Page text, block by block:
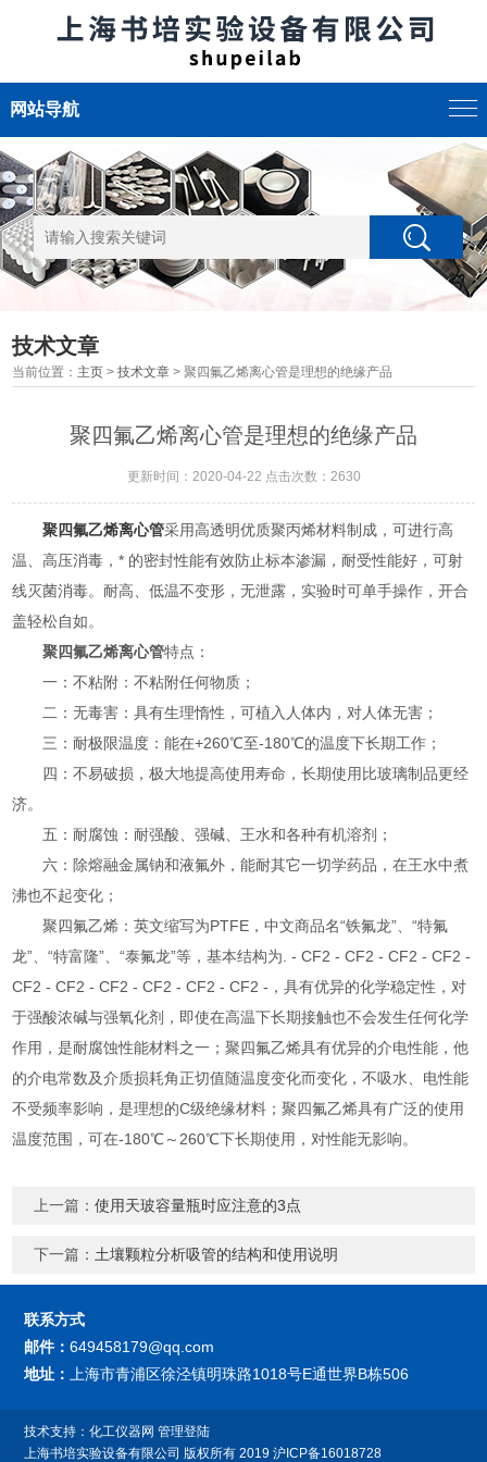
网站导航
技术文章
当前位置： 主页 >技术文章 > 聚四氟乙烯离心管是理想的绝缘产品
聚四氟乙烯离心管是理想的绝缘产品
更新时间：2020-04-22 点击次数：2630
聚四氟乙烯离心管采用高透明优质聚丙烯材料制成，可进行高
温、高压消毒，* 的密封性能有效防止标本渗漏，耐受性能好，可射
线灭菌消毒。耐高、低温不变形，无泄露，实验时可单手操作，开合
盖轻松自如。
聚四氟乙烯离心管特点：
一：不粘附：不粘附任何物质；
二：无毒害：具有生理惰性，可植入人体内，对人体无害；
三：耐极限温度：能在+260℃至-180℃的温度下长期工作；
四：不易破损，极大地提高使用寿命，长期使用比玻璃制品更经
济。
五：耐腐蚀：耐强酸、强碱、王水和各种有机溶剂；
六：除熔融金属钠和液氟外，能耐其它一切学药品，在王水中煮
沸也不起变化；
聚四氟乙烯：英文缩写为PTFE，中文商品名“铁氟龙”、“特氟
龙”、“特富隆”、“泰氟龙”等，基本结构为. - CF2 - CF2 - CF2 - CF2 -
CF2 - CF2 - CF2 - CF2 - CF2 - CF2 -，具有优异的化学稳定性，对
于强酸浓碱与强氧化剂，即使在高温下长期接触也不会发生任何化学
作用，是耐腐蚀性能材料之一；聚四氟乙烯具有优异的介电性能，他
的介电常数及介质损耗角正切值随温度变化而变化，不吸水、电性能
不受频率影响，是理想的C级绝缘材料；聚四氟乙烯具有广泛的使用
温度范围，可在-180℃～260℃下长期使用，对性能无影响。
上一篇：使用天玻容量瓶时应注意的3点
下一篇： 土壤颗粒分析吸管的结构和使用说明
联系方式
邮件：649458179@qq.com
地址：
上海市青浦区徐泾镇明珠路1018号E通世界B栋506
技术支持：化工仪器网 管理登陆
上海书培实验设备有限公司 版权所有 2019沪ICP备16018728